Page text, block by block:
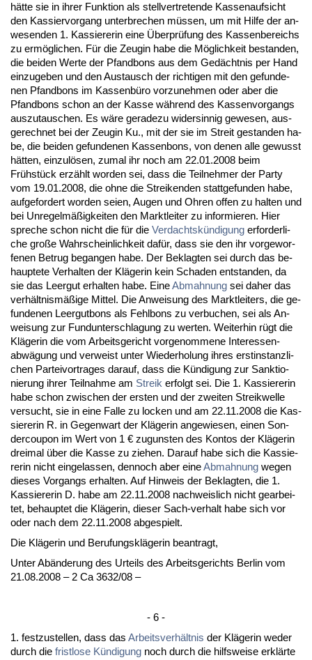
hätte sie in ih­rer Funk­ti­on als stell­ver­tre­ten­de Kas­sen­auf­sicht
den Kas­sier­vor­gang un­ter­bre­chen müssen, um mit Hil­fe der an­
we­sen­den 1. Kas­sie­re­rin ei­ne Über­prüfung des Kas­sen­be­reichs
zu ermögli­chen. Für die Zeu­gin ha­be die Möglich­keit be­stan­den,
die bei­den Wer­te der Pfand­bons aus dem Gedächt­nis per Hand
ein­zu­ge­ben und den Aus­tausch der rich­ti­gen mit den ge­fun­de­
nen Pfand­bons im Kas­senbüro vor­zu­neh­men oder aber die
Pfand­bons schon an der Kas­se während des Kas­sen­vor­gangs
aus­zu­tau­schen. Es wäre ge­ra­de­zu wi­der­sin­nig ge­we­sen, aus­
ge­rech­net bei der Zeu­gin Ku., mit der sie im Streit ge­stan­den ha­
be, die bei­den ge­fun­de­nen Kas­sen­bons, von de­nen al­le ge­wusst
hätten, ein­zulösen, zu­mal ihr noch am 22.01.2008 beim
Frühstück erzählt wor­den sei, dass die Teil­neh­mer der Par­ty
vom 19.01.2008, die oh­ne die Strei­ken­den statt­ge­fun­den ha­be,
auf­ge­for­dert wor­den sei­en, Au­gen und Oh­ren of­fen zu hal­ten und
bei Un­re­gelmäßig­kei­ten den Markt­lei­ter zu in­for­mie­ren. Hier
spre­che schon nicht die für die Ver­dachtskündi­gung er­for­der­li­
che große Wahr­schein­lich­keit dafür, dass sie den ihr vor­ge­wor­
fe­nen Be­trug be­gan­gen ha­be. Der Be­klag­ten sei durch das be­
haup­te­te Ver­hal­ten der Kläge­rin kein Scha­den ent­stan­den, da
sie das Leer­gut er­hal­ten ha­be. Ei­neAb­mah­nung sei da­her das
verhält­nismäßige Mit­tel. Die An­wei­sung des Markt­lei­ters, die ge­
fun­de­nen Leer­gut­bons als Fehl­bons zu ver­bu­chen, sei als An­
wei­sung zur Fund­un­ter­schla­gung zu wer­ten. Wei­ter­hin rügt die
Kläge­rin die vom Ar­beits­ge­richt vor­ge­nom­me­ne In­ter­es­sen­
abwägung und ver­weist un­ter Wie­der­ho­lung ih­res erst­in­stanz­li­
chen Par­tei­vor­tra­ges dar­auf, dass die Kündi­gung zur Sank­tio­
nie­rung ih­rer Teil­nah­me am Streik er­folgt sei. Die 1. Kas­sie­re­rin
ha­be schon zwi­schen der ers­ten und der zwei­ten Streik­wel­le
ver­sucht, sie in ei­ne Fal­le zu lo­cken und am 22.11.2008 die Kas­
sie­re­rin R. in Ge­gen­wart der Kläge­rin an­ge­wie­sen, ei­nen Son­
der­cou­pon im Wert von 1 € zu­guns­ten des Kon­tos der Kläge­rin
drei­mal über die Kas­se zu zie­hen. Dar­auf ha­be sich die Kas­sie­
re­rin nicht ein­ge­las­sen, den­noch aber ei­neAb­mah­nung we­gen
die­ses Vor­gangs er­hal­ten. Auf Hin­weis der Be­klag­ten, die 1.
Kas­sie­re­rin D. ha­be am 22.11.2008 nach­weis­lich nicht ge­ar­bei­
tet, be­haup­tet die Kläge­rin, die­ser Sach-ver­halt ha­be sich vor
oder nach dem 22.11.2008 ab­ge­spielt.
Die Kläge­rin und Be­ru­fungskläge­rin be­an­tragt,
Un­ter Abände­rung des Ur­teils des Ar­beits­ge­richts Ber­lin vom
21.08.2008 – 2 Ca 3632/08 –
- 6 -
1. fest­zu­stel­len, dass das Ar­beits­verhält­nis der Kläge­rin we­der
durch die frist­lo­se Kündi­gung noch durch die hilfs­wei­se erklärte